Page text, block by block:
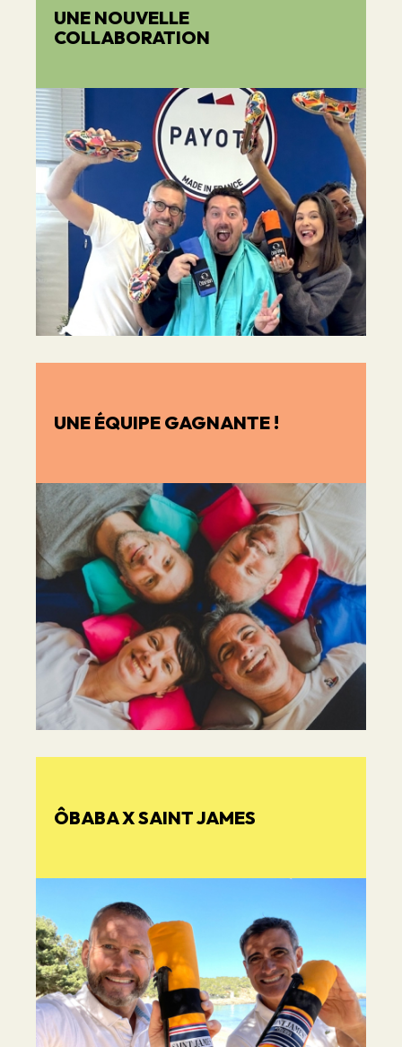
UNE NOUVELLE
COLLABORATION
UNE ÉQUIPE GAGNANTE !
ÔBABA X SAINT JAMES